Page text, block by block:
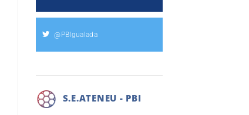
@PBIgualada
S.E.ATENEU - PBI